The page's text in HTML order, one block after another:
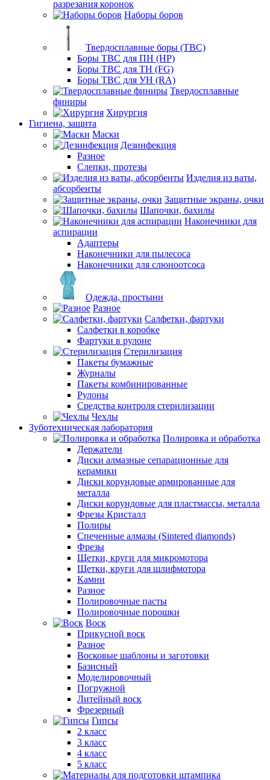
разрезания коронок
Наборы боров
Твердосплавные боры (ТВС)
Боры ТВС для ПН (HP)
Боры ТВС для ТН (FG)
Боры ТВС для УН (RA)
Твердосплавные
финиры
Хирургия
Гигиена, защита
Маски
Дезинфекция
Разное
Слепки, протезы
Изделия из ваты,
абсорбенты
Защитные экраны, очки
Шапочки, бахилы
Наконечники для
аспирации
Адаптеры
Наконечники для пылесоса
Наконечники для слюноотсоса
Одежда, простыни
Разное
Салфетки, фартуки
Салфетки в коробке
Фартуки в рулоне
Стерилизация
Пакеты бумажные
Журналы
Пакеты комбинированные
Рулоны
Средства контроля стерилизации
Чехлы
Зуботехническая лаборатория
Полировка и обработка
Держатели
Диски алмазные сепарационные для
керамики
Диски корундовые армированные для
металла
Диски корундовые для пластмассы, металла
Фрезы Кристалл
Полиры
Спеченные алмазы (Sintered diamonds)
Фрезы
Щетки, круги для микромотора
Щетки, круги для шлифмотора
Камни
Разное
Полировочные пасты
Полировочные порошки
Воск
Прикусной воск
Разное
Восковые шаблоны и заготовки
Базисный
Моделировочный
Погружной
Литейный воск
Фрезерный
Гипсы
2 класс
3 класс
4 класс
5 класс